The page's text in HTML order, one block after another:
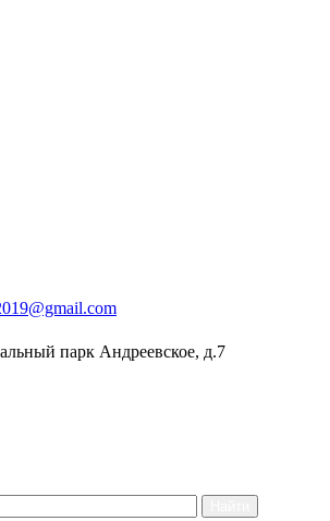
парк Андреевское, д.7